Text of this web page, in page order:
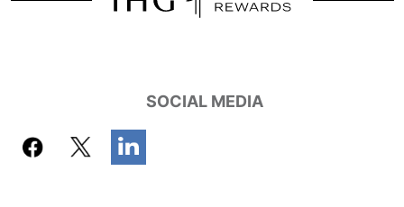
SOCIAL MEDIA